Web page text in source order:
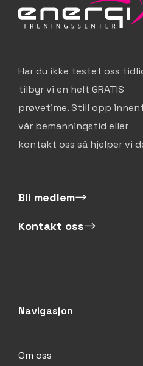
Har du ikke testet oss
tilbyr vi en helt GRATIS
prøvetime. Still opp
vår bemanningstid eller
kontakt oss så hjelper vi
Bli medlem
Kontakt oss
Navigasjon
Om oss